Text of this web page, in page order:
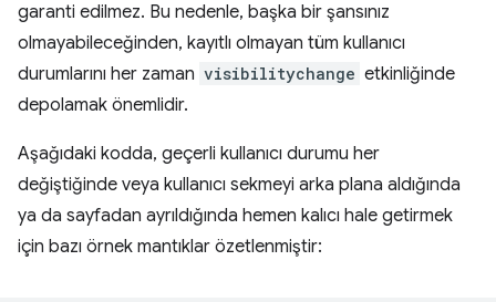
garanti edilmez. Bu nedenle, başka bir şansınız
olmayabileceğinden, kayıtlı olmayan tüm kullanıcı
durumlarını her zaman visibilitychange etkinliğinde
depolamak önemlidir.
Aşağıdaki kodda, geçerli kullanıcı durumu her
değiştiğinde veya kullanıcı sekmeyi arka plana aldığında
ya da sayfadan ayrıldığında hemen kalıcı hale getirmek
için bazı örnek mantıklar özetlenmiştir: